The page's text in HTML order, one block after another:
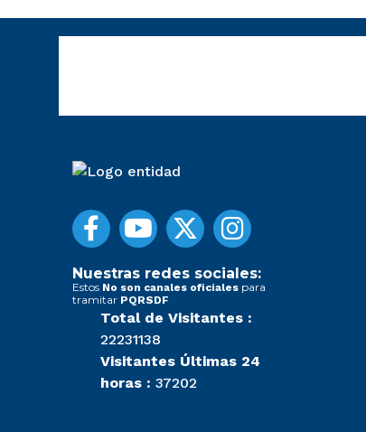
Nuestras redes sociales:
Estos No son canales oficiales para
tramitar PQRSDF
Total de Visitantes :
22231138
Visitantes Últimas 24
horas : 37202